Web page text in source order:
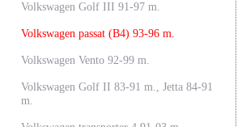
Volkswagen Golf III 91-97 m.
Volkswagen passat (B4) 93-96 m.
Volkswagen Vento 92-99 m.
Volkswagen Golf II 83-91 m., Jetta 84-91
m.